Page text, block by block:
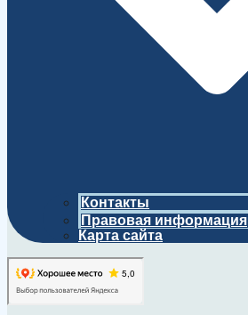
Контакты
Правовая информация
Карта сайта